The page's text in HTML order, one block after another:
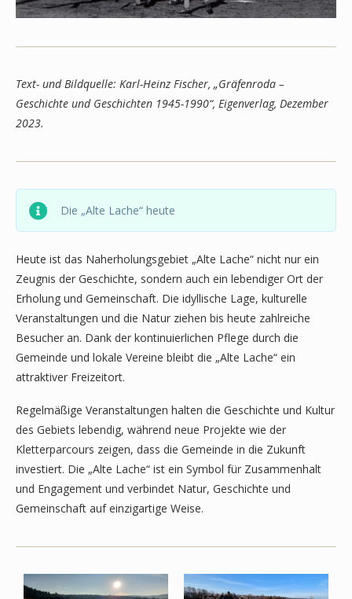
Text- und Bildquelle: Karl-Heinz Fischer, „Gräfenroda –
Geschichte und Geschichten 1945-1990“, Eigenverlag, Dezember
2023.
Die „Alte Lache“ heute
Heute ist das Naherholungsgebiet „Alte Lache“ nicht nur ein
Zeugnis der Geschichte, sondern auch ein lebendiger Ort der
Erholung und Gemeinschaft. Die idyllische Lage, kulturelle
Veranstaltungen und die Natur ziehen bis heute zahlreiche
Besucher an. Dank der kontinuierlichen Pflege durch die
Gemeinde und lokale Vereine bleibt die „Alte Lache“ ein
attraktiver Freizeitort.
Regelmäßige Veranstaltungen halten die Geschichte und Kultur
des Gebiets lebendig, während neue Projekte wie der
Kletterparcours zeigen, dass die Gemeinde in die Zukunft
investiert. Die „Alte Lache“ ist ein Symbol für Zusammenhalt
und Engagement und verbindet Natur, Geschichte und
Gemeinschaft auf einzigartige Weise.